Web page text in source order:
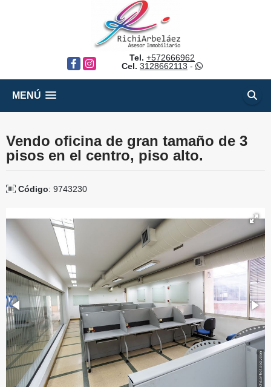
FacebookInstagram
Tel. +572666962
Cel. 3128662113 -
MENÚ
Vendo oficina de gran tamaño de 3
pisos en el centro, piso alto.
Código: 9743230